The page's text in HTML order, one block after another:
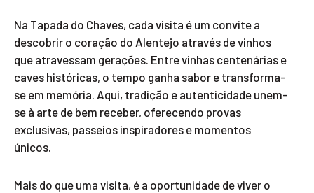
Na Tapada do Chaves, cada visita é um convite a
descobrir o coração do Alentejo através de vinhos
que atravessam gerações. Entre vinhas centenárias e
caves históricas, o tempo ganha sabor e transforma-
se em memória. Aqui, tradição e autenticidade unem-
se à arte de bem receber, oferecendo provas
exclusivas, passeios inspiradores e momentos
únicos.
Mais do que uma visita, é a oportunidade de viver o